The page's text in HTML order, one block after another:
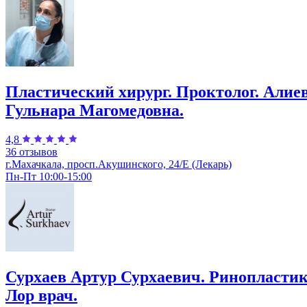
Пластический хирург. Проктолог.
Гульнара Магомедовна.
4,8
36 отзывов
г.Махачкала, просп.Акушинского, 24/Е (Лекарь)
Пн-Пт 10:00-15:00
Сурхаев Артур Сурхаевич.
Лор врач.